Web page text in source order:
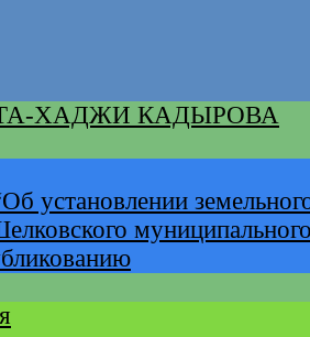
ХАДЖИ КАДЫРОВА
установлении